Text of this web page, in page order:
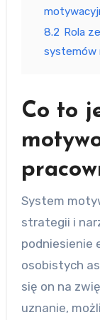
8.2 Rola
systemów
Co to
System motywowania pracowników to zestaw
strategii i
podniesienie
osobistych
się on na
uznanie,